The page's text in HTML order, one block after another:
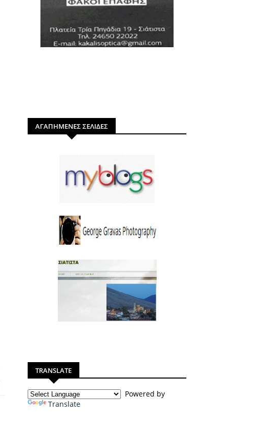
ΑΓΑΠΗΜΕΝΕΣ ΣΕΛΙΔΕΣ
TRANSLATE
Powered by
Translate